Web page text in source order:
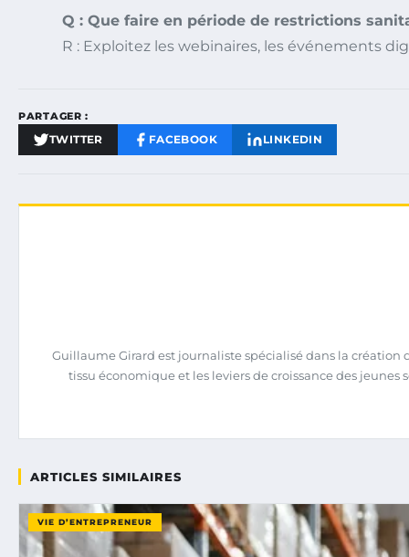
Q : Que faire en période de restrictions
R : Exploitez les webinaires, les événements
PARTAGER :
TWITTER FACEBOOK LINKEDIN
Guillaume Girard est journaliste spécialisé dans la création
tissu économique et les leviers de croissance des
ARTICLES SIMILAIRES
VIE D’ENTREPRENEUR